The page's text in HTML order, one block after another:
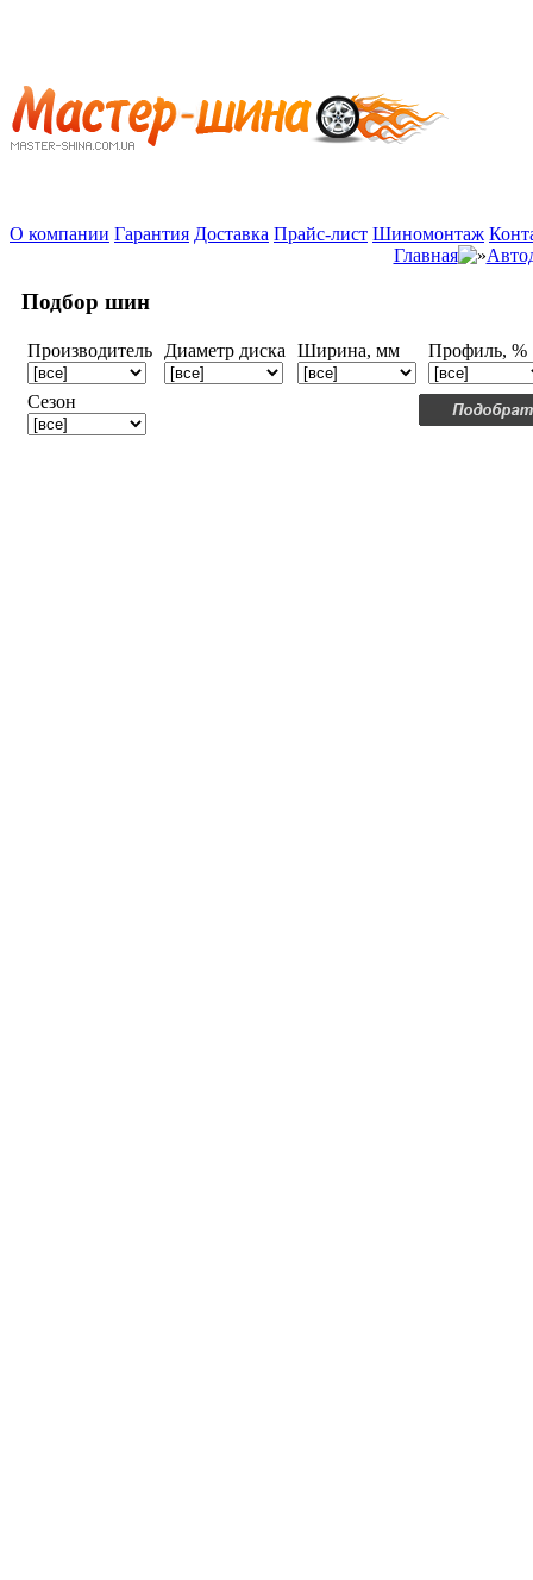
О компании Гарантия Доставка Прайс-лист Шиномонтаж
Главная
Подбор шин
Производитель Диаметр диска Ширина, мм Профиль, %
Сезон